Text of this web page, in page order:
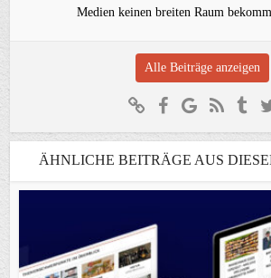
Medien keinen breiten Raum
Alle Beiträge anzeigen
ÄHNLICHE BEITRÄGE AUS